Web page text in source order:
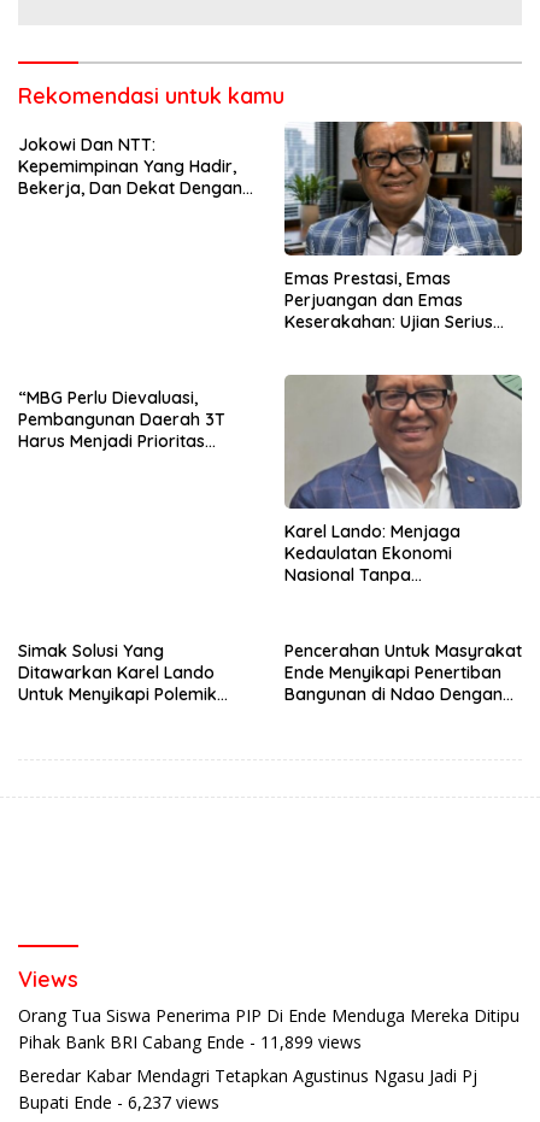
Rekomendasi untuk kamu
Jokowi Dan NTT:
Kepemimpinan Yang Hadir,
Bekerja, Dan Dekat Dengan
Emas Prestasi, Emas
Perjuangan dan Emas
Keserakahan: Ujian Serius
“MBG Perlu Dievaluasi,
Pembangunan Daerah 3T
Harus Menjadi Prioritas
Karel Lando: Menjaga
Kedaulatan Ekonomi
Nasional Tanpa
Simak Solusi Yang
Ditawarkan Karel Lando
Untuk Menyikapi Polemik
Pencerahan Untuk Masyrakat
Ende Menyikapi Penertiban
Bangunan di Ndao Dengan
Views
Orang Tua Siswa Penerima PIP Di Ende Menduga Mereka Ditipu
Pihak Bank BRI Cabang Ende - 11,899 views
Beredar Kabar Mendagri Tetapkan Agustinus Ngasu Jadi Pj
Bupati Ende - 6,237 views